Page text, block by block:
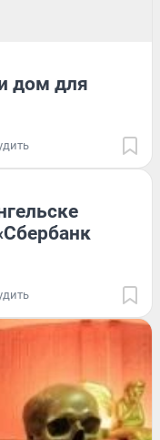
дом для